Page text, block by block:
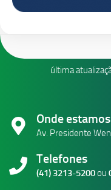
última
Onde estamos
Av. Presidente
Telefones
(41) 3213-5200ou